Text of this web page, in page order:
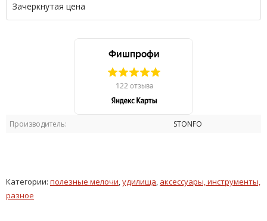
Производитель: STONFO
Зачеркнутая цена
Категории: полезные мелочи,удилища, аксессуары, инструменты,
разное